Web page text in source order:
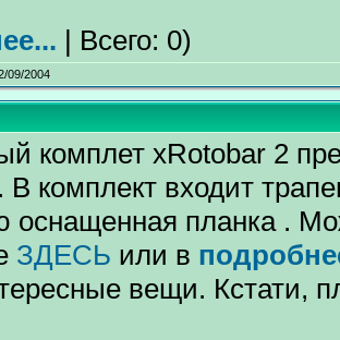
| Всего: 0)
09/2004
комплет xRotobar 2
В комплект входит
оснащенная планка .
ЗДЕСЬ или в
вещи. Кстати,